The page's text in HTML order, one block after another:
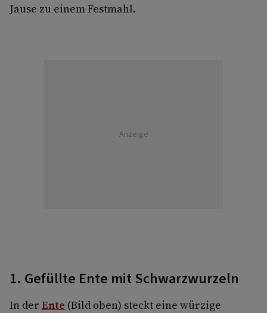
Jause zu einem Festmahl.
Anzeige
1. Gefüllte Ente mit Schwarzwurzeln
In der Ente (Bild oben) steckt eine würzige